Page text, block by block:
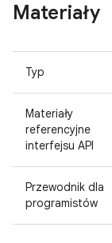
Materiały
Typ
Materiały
referencyjne
interfejsu API
Przewodnik dla
programistów